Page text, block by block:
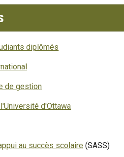
diplômés
de gestion
d'Ottawa
au succès scolaire (SASS)